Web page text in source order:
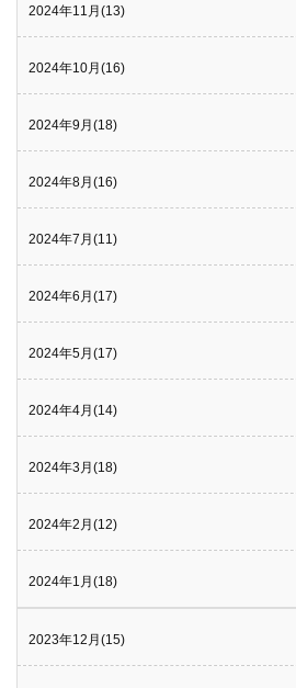
2024年11月(13)
2024年10月(16)
2024年9月(18)
2024年8月(16)
2024年7月(11)
2024年6月(17)
2024年5月(17)
2024年4月(14)
2024年3月(18)
2024年2月(12)
2024年1月(18)
2023年12月(15)